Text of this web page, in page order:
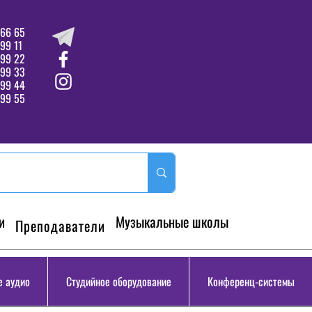
65
11
22
33
44
55
Преподаватели Музыкальные школы
аудио Студийное оборудование Конференц-системы